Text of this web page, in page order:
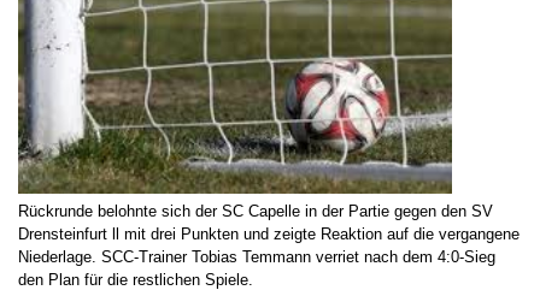
Rückrunde belohnte sich der SC Capelle in der Partie gegen den SV
Drensteinfurt ll mit drei Punkten und zeigte Reaktion auf die vergangene
Niederlage. SCC-Trainer Tobias Temmann verriet nach dem 4:0-Sieg
den Plan für die restlichen Spiele.